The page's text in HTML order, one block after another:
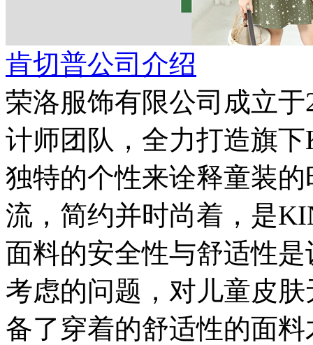
肯切普公司介绍
荣洛服饰有限公司成立
计师团队，全力打造旗
独特的个性来诠释童装
流，简约并时尚着，是
面料的安全性与舒适性
考虑的问题，对儿童皮
备了穿着的舒适性的面